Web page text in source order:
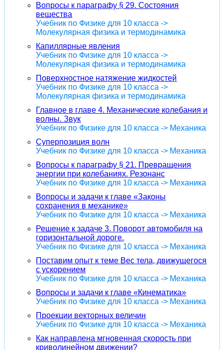
Вопросы к параграфу § 29. Состояния
вещества
Учебник по Физике для 10 класса ->
Молекулярная физика и термодинамика
Капиллярные явления
Учебник по Физике для 10 класса ->
Молекулярная физика и термодинамика
Поверхностное натяжение жидкостей
Учебник по Физике для 10 класса ->
Молекулярная физика и термодинамика
Главное в главе 4. Механические колебания и
волны. Звук
Учебник по Физике для 10 класса -> Механика
Суперпозиция волн
Учебник по Физике для 10 класса -> Механика
Вопросы к параграфу § 21. Превращения
энергии при колебаниях. Резонанс
Учебник по Физике для 10 класса -> Механика
Вопросы и задачи к главе «Законы
сохранения в механике»
Учебник по Физике для 10 класса -> Механика
Решение к задаче 3. Поворот автомобиля на
горизонтальной дороге.
Учебник по Физике для 10 класса -> Механика
Поставим опыт к теме Вес тела, движущегося
с ускорением
Учебник по Физике для 10 класса -> Механика
Вопросы и задачи к главе «Кинематика»
Учебник по Физике для 10 класса -> Механика
Проекции векторных величин
Учебник по Физике для 10 класса -> Механика
Как направлена мгновенная скорость при
криволинейном движении?